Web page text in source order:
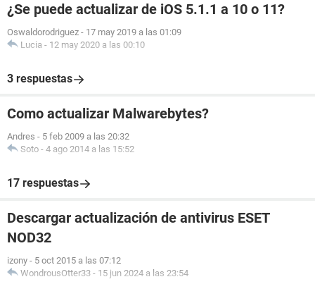
¿Se puede actualizar de iOS 5.1.1 a 10 o 11?
Oswaldorodriguez - 17 may 2019 a las 01:09
Lucia - 12 may 2020 a las 00:10
3 respuestas
Como actualizar Malwarebytes?
Andres - 5 feb 2009 a las 20:32
Soto - 4 ago 2014 a las 15:52
17 respuestas
Descargar actualización de antivirus ESET
NOD32
izony - 5 oct 2015 a las 07:12
WondrousOtter33 - 15 jun 2024 a las 23:54